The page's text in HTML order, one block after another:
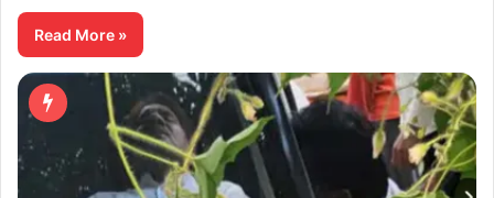
Read More »